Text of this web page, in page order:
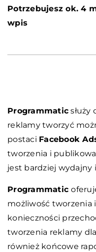
Potrzebujesz ok. 4
wpis
Programmatic służy
reklamy tworzyć
postaci Facebook
tworzenia i
jest bardziej wydajny i
Programmatic
możliwość tworzenia
konieczności
tworzenia reklamy
również końcowe